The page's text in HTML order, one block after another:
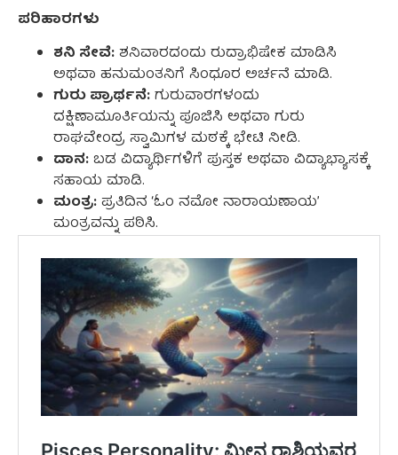
ಪರಿಹಾರಗಳು
ಶನಿ ಸೇವೆ:ಶನಿವಾರದಂದು ರುದ್ರಾಭಿಷೇಕ ಮಾಡಿಸಿ
ಅಥವಾ ಹನುಮಂತನಿಗೆ ಸಿಂಧೂರ ಅರ್ಚನೆ ಮಾಡಿ.
ಗುರು ಪ್ರಾರ್ಥನೆ:ಗುರುವಾರಗಳಂದು
ದಕ್ಷಿಣಾಮೂರ್ತಿಯನ್ನು ಪೂಜಿಸಿ ಅಥವಾ ಗುರು
ರಾಘವೇಂದ್ರ ಸ್ವಾಮಿಗಳ ಮಠಕ್ಕೆ ಭೇಟಿ ನೀಡಿ.
ದಾನ:ಬಡ ವಿದ್ಯಾರ್ಥಿಗಳಿಗೆ ಪುಸ್ತಕ ಅಥವಾ ವಿದ್ಯಾಭ್ಯಾಸಕ್ಕೆ
ಸಹಾಯ ಮಾಡಿ.
ಮಂತ್ರ:ಪ್ರತಿದಿನ ‘ಓಂ ನಮೋ ನಾರಾಯಣಾಯ’
ಮಂತ್ರವನ್ನು ಪಠಿಸಿ.